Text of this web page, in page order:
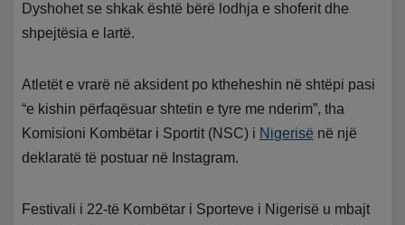
Dyshohet se shkak është bërë lodhja e shoferit dhe
shpejtësia e lartë.
Atletët e vrarë në aksident po ktheheshin në shtëpi pasi
“e kishin përfaqësuar shtetin e tyre me nderim”, tha
Komisioni Kombëtar i Sportit (NSC) i Nigerisë në një
deklaratë të postuar në Instagram.
Festivali i 22-të Kombëtar i Sporteve i Nigerisë u mbajt